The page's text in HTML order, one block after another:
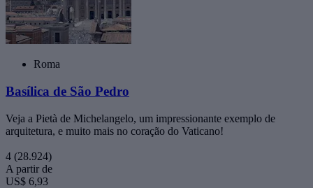
Roma
Basílica de São Pedro
Veja a Pietà de Michelangelo, um impressionante exemplo de
arquitetura, e muito mais no coração do Vaticano!
4 (28.924)
A partir de
US$ 6,93